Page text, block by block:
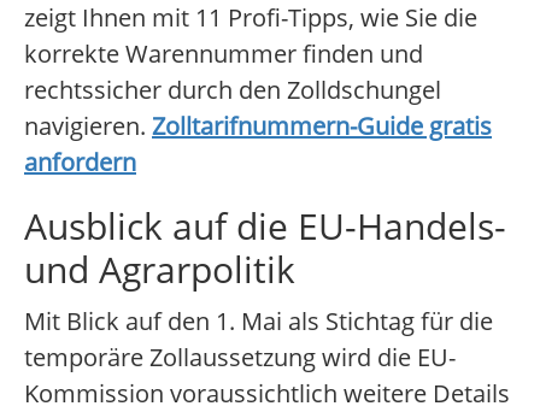
zeigt Ihnen mit 11 Profi-Tipps, wie Sie die
korrekte Warennummer finden und
rechtssicher durch den Zolldschungel
navigieren. Zolltarifnummern-Guide gratis
anfordern
Ausblick auf die EU-Handels-
und Agrarpolitik
Mit Blick auf den 1. Mai als Stichtag für die
temporäre Zollaussetzung wird die EU-
Kommission voraussichtlich weitere Details